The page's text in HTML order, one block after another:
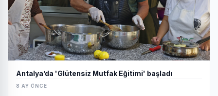
Antalya’da 'Glütensiz Mutfak Eğitimi' başladı
8 AY ÖNCE